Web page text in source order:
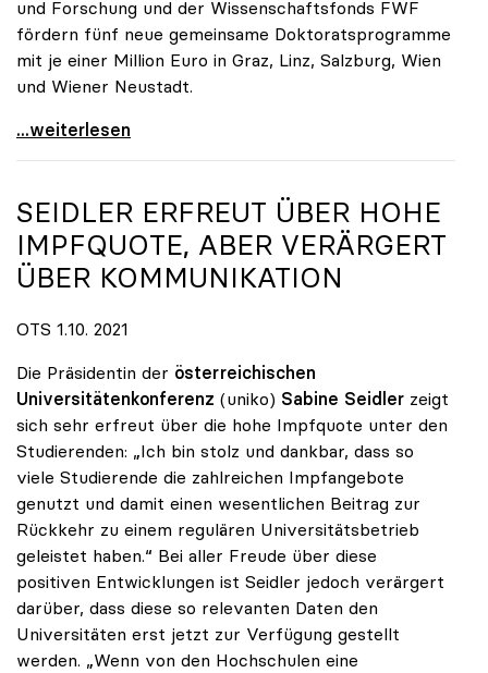
und Forschung und der Wissenschaftsfonds FWF
fördern fünf neue gemeinsame Doktoratsprogramme
mit je einer Million Euro in Graz, Linz, Salzburg, Wien
und Wiener Neustadt.
FHs und Unis bilden gemeinsam Doktorandinnen und
...weiterlesen
SEIDLER ERFREUT ÜBER HOHE
IMPFQUOTE, ABER VERÄRGERT
ÜBER KOMMUNIKATION
OTS 1.10. 2021
Die Präsidentin der österreichischen
Universitätenkonferenz (uniko) Sabine Seidler zeigt
sich sehr erfreut über die hohe Impfquote unter den
Studierenden: „Ich bin stolz und dankbar, dass so
viele Studierende die zahlreichen Impfangebote
genutzt und damit einen wesentlichen Beitrag zur
Rückkehr zu einem regulären Universitätsbetrieb
geleistet haben.“ Bei aller Freude über diese
positiven Entwicklungen ist Seidler jedoch verärgert
darüber, dass diese so relevanten Daten den
Universitäten erst jetzt zur Verfügung gestellt
werden. „Wenn von den Hochschulen eine